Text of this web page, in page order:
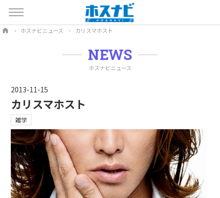
ホスナビニュース カリスマホスト
NEWS
ホスナビニュース
2013-11-15
カリスマホスト
雑学